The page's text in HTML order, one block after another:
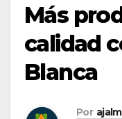
Más
calidad
Blanca
Por